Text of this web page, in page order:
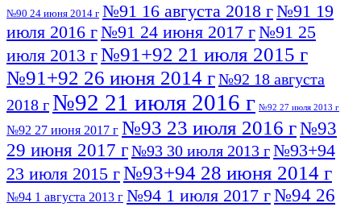
№90 24 июня 2014 г №91 16 августа 2018 г№91 19
июля 2016 г№91 24 июня 2017 г№91 25
июля 2013 г№91+92 21 июля 2015 г
№91+92 26 июня 2014 г№92 18 августа
2018 г№92 21 июля 2016 г №92 27 июля 2013 г
№92 27 июня 2017 г №93 23 июля 2016 г№93
29 июня 2017 г№93 30 июля 2013 г№93+94
23 июля 2015 г№93+94 28 июня 2014 г
№94 1 августа 2013 г №94 1 июля 2017 г№94 26